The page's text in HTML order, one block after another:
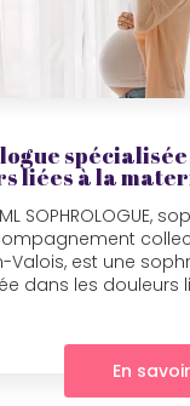
spécialisée
liées à la
ML SOPHROLOGUE,
Valois, est une
dans les douleurs
En